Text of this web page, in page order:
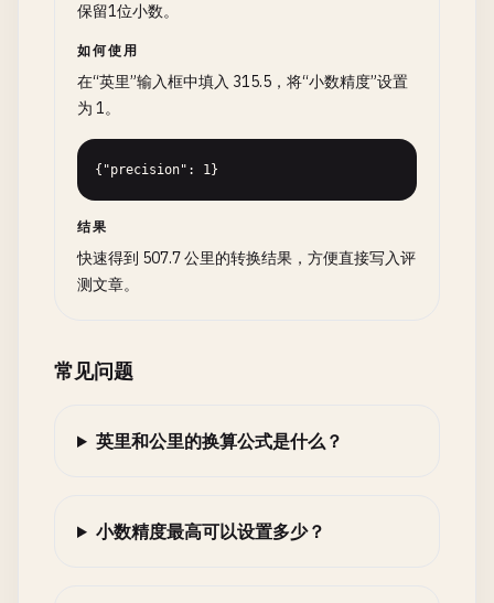
保留1位小数。
如何使用
在“英里”输入框中填入 315.5，将“小数精度”设置
为 1。
{"precision": 1}
结果
快速得到 507.7 公里的转换结果，方便直接写入评
测文章。
常见问题
英里和公里的换算公式是什么？
小数精度最高可以设置多少？